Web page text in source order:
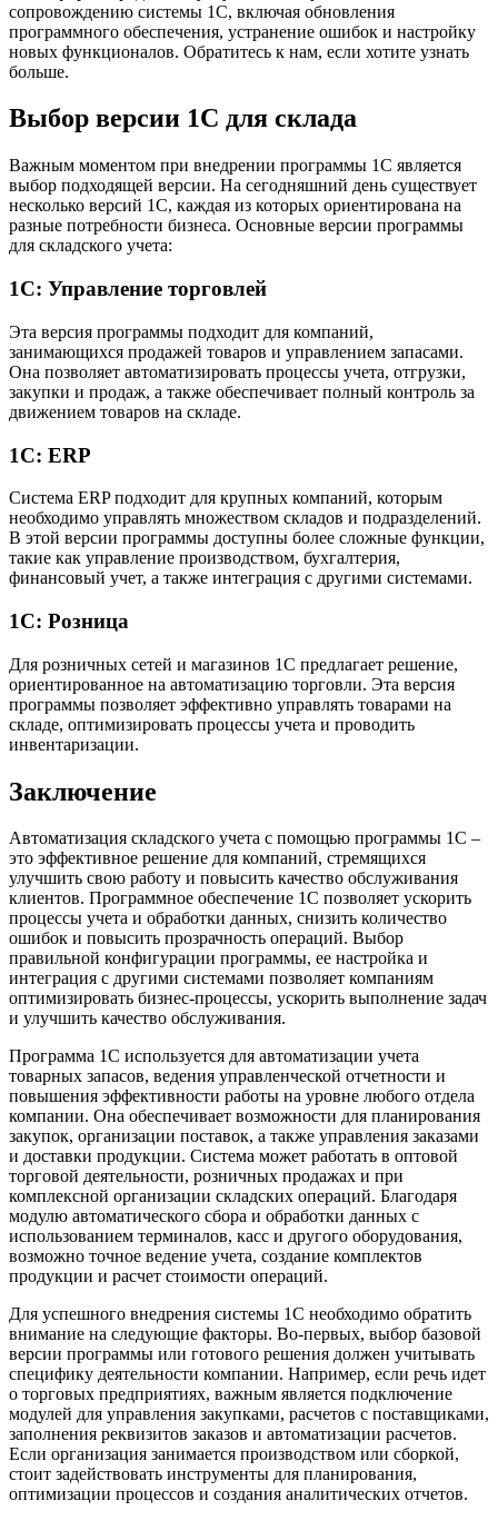
сопровождению системы 1С, включая обновления
программного обеспечения, устранение ошибок и настройку
новых функционалов. Обратитесь к нам, если хотите узнать
больше.
Выбор версии 1С для склада
Важным моментом при внедрении программы 1С является
выбор подходящей версии. На сегодняшний день существует
несколько версий 1С, каждая из которых ориентирована на
разные потребности бизнеса. Основные версии программы
для складского учета:
1С: Управление торговлей
Эта версия программы подходит для компаний,
занимающихся продажей товаров и управлением запасами.
Она позволяет автоматизировать процессы учета, отгрузки,
закупки и продаж, а также обеспечивает полный контроль за
движением товаров на складе.
1С: ERP
Система ERP подходит для крупных компаний, которым
необходимо управлять множеством складов и подразделений.
В этой версии программы доступны более сложные функции,
такие как управление производством, бухгалтерия,
финансовый учет, а также интеграция с другими системами.
1С: Розница
Для розничных сетей и магазинов 1С предлагает решение,
ориентированное на автоматизацию торговли. Эта версия
программы позволяет эффективно управлять товарами на
складе, оптимизировать процессы учета и проводить
инвентаризации.
Заключение
Автоматизация складского учета с помощью программы 1С –
это эффективное решение для компаний, стремящихся
улучшить свою работу и повысить качество обслуживания
клиентов. Программное обеспечение 1С позволяет ускорить
процессы учета и обработки данных, снизить количество
ошибок и повысить прозрачность операций. Выбор
правильной конфигурации программы, ее настройка и
интеграция с другими системами позволяет компаниям
оптимизировать бизнес-процессы, ускорить выполнение задач
и улучшить качество обслуживания.
Программа 1С используется для автоматизации учета
товарных запасов, ведения управленческой отчетности и
повышения эффективности работы на уровне любого отдела
компании. Она обеспечивает возможности для планирования
закупок, организации поставок, а также управления заказами
и доставки продукции. Система может работать в оптовой
торговой деятельности, розничных продажах и при
комплексной организации складских операций. Благодаря
модулю автоматического сбора и обработки данных с
использованием терминалов, касс и другого оборудования,
возможно точное ведение учета, создание комплектов
продукции и расчет стоимости операций.
Для успешного внедрения системы 1С необходимо обратить
внимание на следующие факторы. Во-первых, выбор базовой
версии программы или готового решения должен учитывать
специфику деятельности компании. Например, если речь идет
о торговых предприятиях, важным является подключение
модулей для управления закупками, расчетов с поставщиками,
заполнения реквизитов заказов и автоматизации расчетов.
Если организация занимается производством или сборкой,
стоит задействовать инструменты для планирования,
оптимизации процессов и создания аналитических отчетов.